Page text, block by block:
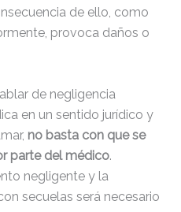
de ello, como
provoca daños o
de negligencia
en un sentido jurídico y
no basta con que se
parte del médico.
negligente y la
secuelas será necesario